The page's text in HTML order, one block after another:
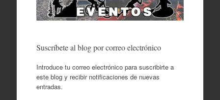
Suscríbete al blog por correo electrónico
Introduce tu correo electrónico para suscribirte a
este blog y recibir notificaciones de nuevas
entradas.